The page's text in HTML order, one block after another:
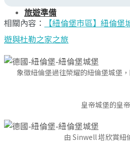
旅遊準備
相關內容：
【紐倫堡市區】紐倫
遊與杜勒之家之旅
象徵紐倫堡過往榮耀的紐倫堡城堡
皇帝城堡的皇
由 Sinwell 塔欣賞紐